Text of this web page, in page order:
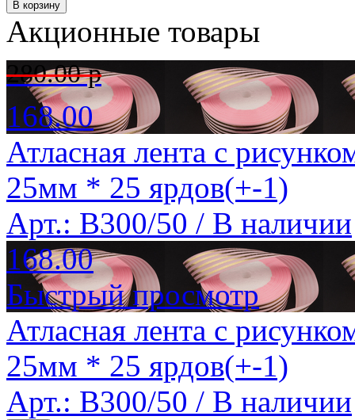
Акционные товары
280.00 р
168.00
Атласная лента с
25мм * 25 ярдов(+-1)
Арт.: B300/50 / В наличии
168.00
Быстрый просмотр
Атласная лента с
25мм * 25 ярдов(+-1)
Арт.: B300/50 / В наличии